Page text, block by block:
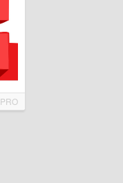
PRO